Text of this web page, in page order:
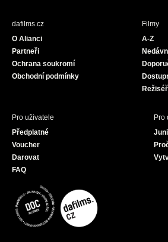
dafilms.cz
O Alianci
Partneři
Ochrana soukromí
Obchodní podmínky
Filmy
A-Z
Pro uživatele
Předplatné
Voucher
Darovat
FAQ
Pro